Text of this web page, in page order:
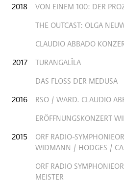
2018
VON EINEM 100: DER
THE OUTCAST: OLGA
CLAUDIO ABBADO
2017
TURANGALÎLA
DAS FLOSS DER MEDUSA
2016
RSO / WARD. CLAUDIO
ERÖFFNUNGSKONZERT
2015
ORF RADIO-
WIDMANN / HODGES /
ORF RADIO
MEISTER